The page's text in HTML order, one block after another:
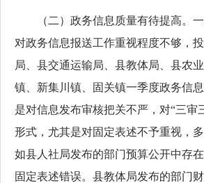
（二）政务信息质量有待提高。
对政务信息报送工作重视程度不够，
局、县交通运输局、县教体局、县农
镇、新集川镇、固关镇一季度政务信
是对信息发布审核把关不严，对“三审
形式，尤其是对固定表述不予重视，
如县人社局发布的部门预算公开中存
固定表述错误。县教体局发布的部门